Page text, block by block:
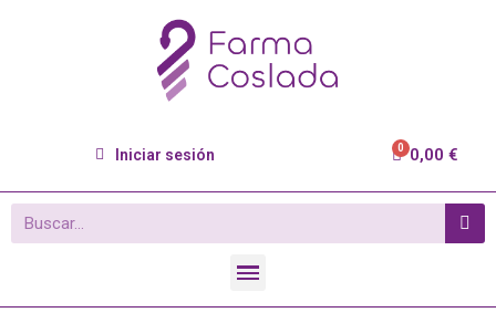
Iniciar sesión 0,00 €